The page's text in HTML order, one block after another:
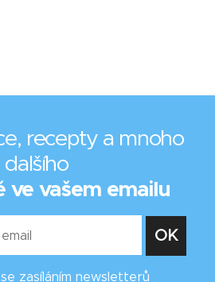
recepty a mnoho
dalšího
ve vašem emailu
se zasíláním newsletterů